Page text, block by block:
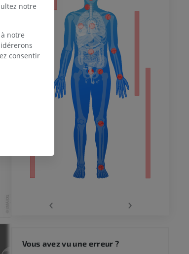
‹ ›
Vous avez vu une erreur ?
notre
notre
consentir